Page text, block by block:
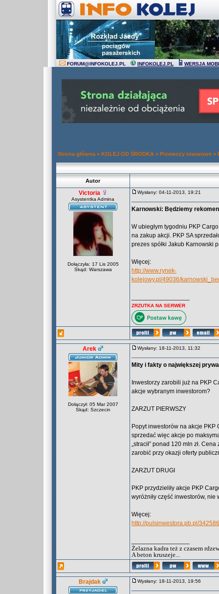
FORUM@INFOKOLEJ.PL INFOKOLEJ.PL WERSJA
Strona główna » KOLEJ OD ŚRODKA » Przewozy towarowe »
Autor
Victoria
Asystentka Admina
Dołączyła: 17 Lis 2005
Skąd: Warszawa
Wysłany: 04-11-2013, 19:21
Karnowski: Będziemy
W ubiegłym tygodniu PKP
na zakup akcji. PKP SA
prezes spółki Jakub Karnowski
Więcej:
http://www.rynek-
kolejowy.pl/49036/
ZRZUTKA NA SERWER
Arek
Dołączył: 05 Mar 2007
Skąd: Szczecin
Wysłany: 18-11-2013, 11:32
Mity i fakty o największej
Inwestorzy zarobili już na PKP
akcje wybranym inwestorom?
ZARZUT PIERWSZY
Popyt inwestorów na akcje PKP
sprzedać więc akcje po
„stracił” ponad 120 mln zł.
zarobić przy okazji oferty
ZARZUT DRUGI
PKP przydzieliły akcje PKP
wyróżniły część inwestorów,
Więcej:
http://pulsinwestora.pb.pl/
Żelazna kadra też z czasem
A beton kruszeje...
Brajdak Wysłany: 18-11-2013, 19:56